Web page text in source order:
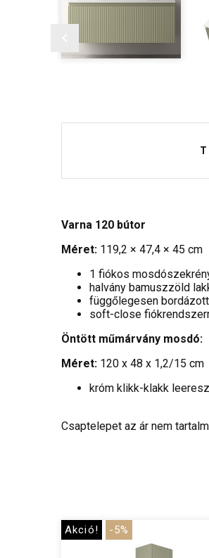
Varna 120 bútor
Méret: 119,2 × 47,4 × 45 cm
1 fiókos
halvány bamuszzöld
függőlegesen
soft-close
Öntött műmárvány mosdó:
Méret: 120 x 48 x 1,2/15 cm
króm klikk-klakk
Csaptelepet az ár nem
Akció! -5%